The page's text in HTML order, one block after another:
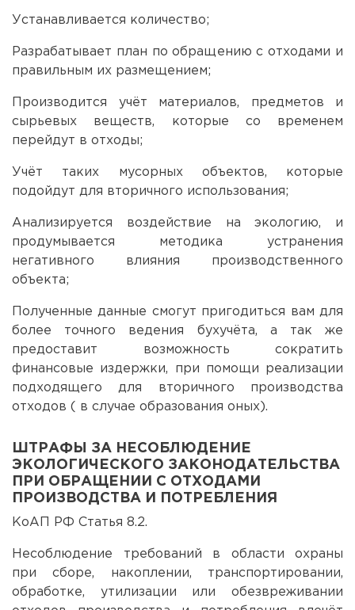
Устанавливается количество;
Разрабатывает план по обращению с отходами и
правильным их размещением;
Производится учёт материалов, предметов и
сырьевых веществ, которые со временем
перейдут в отходы;
Учёт таких мусорных объектов, которые
подойдут для вторичного использования;
Анализируется воздействие на экологию, и
продумывается методика устранения
негативного влияния производственного
объекта;
Полученные данные смогут пригодиться вам для
более точного ведения бухучёта, а так же
предоставит возможность сократить
финансовые издержки, при помощи реализации
подходящего для вторичного производства
отходов ( в случае образования оных).
ШТРАФЫ ЗА НЕСОБЛЮДЕНИЕ
ЭКОЛОГИЧЕСКОГО ЗАКОНОДАТЕЛЬСТВА
ПРИ ОБРАЩЕНИИ С ОТХОДАМИ
ПРОИЗВОДСТВА И ПОТРЕБЛЕНИЯ
КоАП РФ Статья 8.2.
Несоблюдение требований в области охраны
при сборе, накоплении, транспортировании,
обработке, утилизации или обезвреживании